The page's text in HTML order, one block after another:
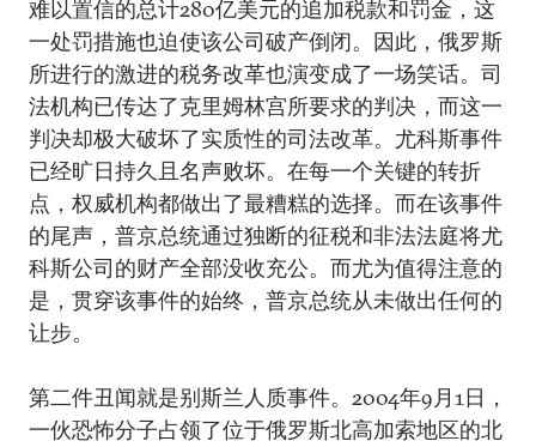
难以置信的总计280亿美元的追加税款和罚金，这
一处罚措施也迫使该公司破产倒闭。因此，俄罗斯
所进行的激进的税务改革也演变成了一场笑话。司
法机构已传达了克里姆林宫所要求的判决，而这一
判决却极大破坏了实质性的司法改革。尤科斯事件
已经旷日持久且名声败坏。在每一个关键的转折
点，权威机构都做出了最糟糕的选择。而在该事件
的尾声，普京总统通过独断的征税和非法法庭将尤
科斯公司的财产全部没收充公。而尤为值得注意的
是，贯穿该事件的始终，普京总统从未做出任何的
让步。
第二件丑闻就是别斯兰人质事件。2004年9月1日，
一伙恐怖分子占领了位于俄罗斯北高加索地区的北